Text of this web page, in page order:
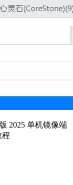
2025 单机镜像端
程